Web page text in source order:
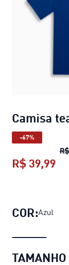
Camisa
-67%
R$ 39,99
COR:Azul
TAMANHO